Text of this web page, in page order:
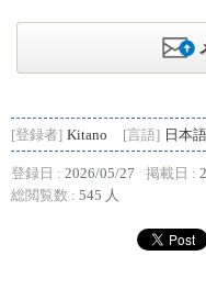
[登録者] Kitano [言語] 日本語
登録日 : 2026/05/27 掲載日 :
総閲覧数 : 545 人